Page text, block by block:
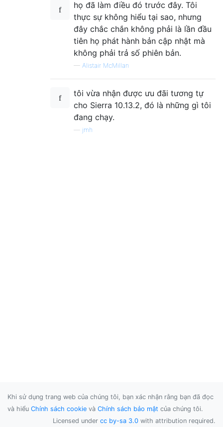
họ đã làm điều đó trước đây. Tôi
thực sự không hiểu tại sao, nhưng
đây chắc chắn không phải là lần đầu
tiên họ phát hành bản cập nhật mà
không phải trả số phiên bản.
— Alistair McMillan
tôi vừa nhận được ưu đãi tương tự
cho Sierra 10.13.2, đó là những gì tôi
đang chạy.
jmh
Khi sử dụng trang web của chúng tôi, bạn xác nhận rằng bạn đã đọc
và hiểu Chính sách cookie và Chính sách bảo mật của chúng tôi.
Licensed under cc by-sa 3.0 with attribution required.